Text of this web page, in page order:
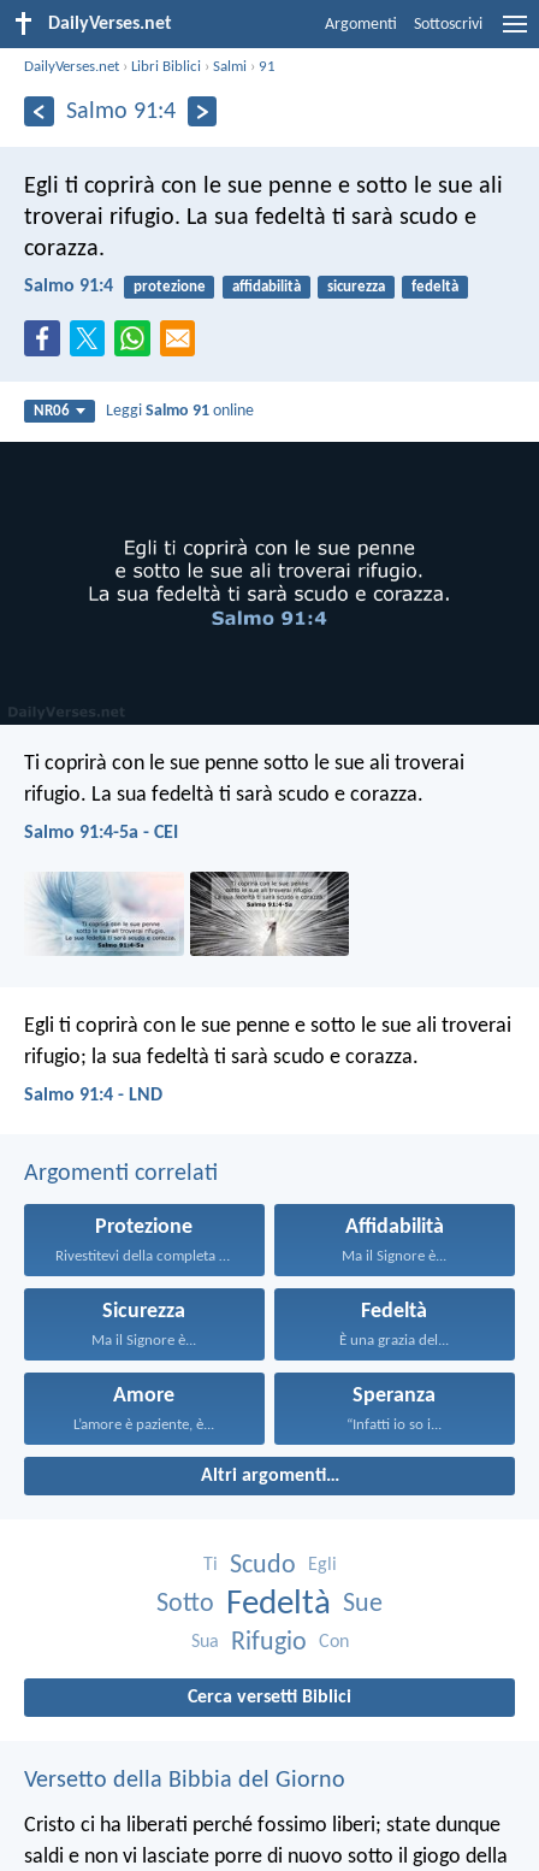
DailyVerses.net Argomenti Sottoscrivi
DailyVerses.net ›Libri Biblici ›Salmi › 91
Salmo 91:4
Egli ti coprirà con le sue penne e sotto le sue ali
troverai rifugio. La sua fedeltà ti sarà scudo e
corazza.
Salmo 91:4 protezione affidabilità sicurezza fedeltà
NR06 LeggiSalmo 91 online
Ti coprirà con le sue penne sotto le sue ali troverai
rifugio. La sua fedeltà ti sarà scudo e corazza.
Salmo 91:4-5a - CEI
Egli ti coprirà con le sue penne e sotto le sue ali troverai
rifugio; la sua fedeltà ti sarà scudo e corazza.
Salmo 91:4 - LND
Argomenti correlati
Protezione
Rivestitevi della completa armatura...
Affidabilità
Ma il Signore è...
Sicurezza
Ma il Signore è...
Fedeltà
È una grazia del...
Amore
L’amore è paziente, è...
Speranza
“Infatti io so i...
Altri argomenti…
Ti Scudo Egli
Sotto Fedeltà Sue
Sua Rifugio Con
Cerca versetti Biblici
Versetto della Bibbia del Giorno
Cristo ci ha liberati perché fossimo liberi; state dunque
saldi e non vi lasciate porre di nuovo sotto il giogo della